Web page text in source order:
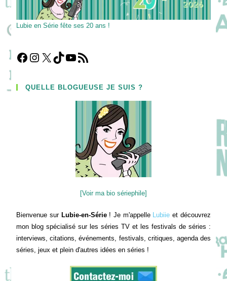
Lubie en Série fête ses 20 ans !
Facebook
Instagram
X TikTokYouTube
Flux RSS
QUELLE BLOGUEUSE JE SUIS ?
[Voir ma bio sériephile]
Bienvenue sur Lubie-en-Série! Je m'appelle Lubiie et découvrez
mon blog spécialisé sur les séries TV et les festivals de séries :
interviews, citations, événements, festivals, critiques, agenda des
séries, jeux et plein d'autres idées en séries !